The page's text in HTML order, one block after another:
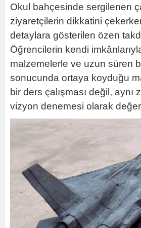
Okul bahçesinde sergilenen
ziyaretçilerin dikkatini
detaylara gösterilen özen
Öğrencilerin kendi
malzemelerle ve uzun süren
sonucunda ortaya koyduğu
bir ders çalışması değil, aynı
vizyon denemesi olarak